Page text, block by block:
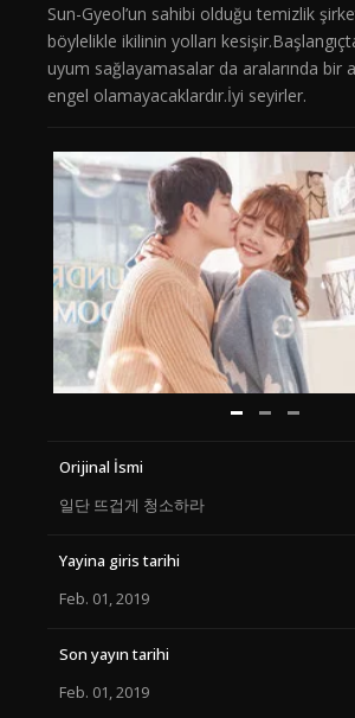
Sun-Gyeol’un sahibi olduğu temizlik
böylelikle ikilinin yolları
uyum sağlayamasalar da aralarında bir
engel olamayacaklardır.İyi seyirler.
Orijinal İsmi
일단 뜨겁게 청소하라
Yayina giris tarihi
Feb. 01, 2019
Son yayın tarihi
Feb. 01, 2019